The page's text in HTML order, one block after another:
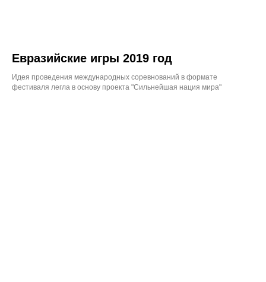
Евразийские игры 2019 год
Идея проведения международных соревнований в формате
фестиваля легла в основу проекта "Сильнейшая нация мира"